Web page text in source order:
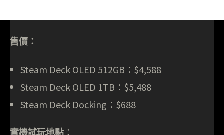
售價：
Steam Deck OLED 512GB：$4,588
Steam Deck OLED 1TB：$5,488
Steam Deck Docking：$688